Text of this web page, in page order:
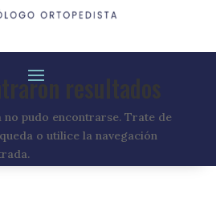
resultados
no pudo encontrarse. Trate de
o utilice la navegación